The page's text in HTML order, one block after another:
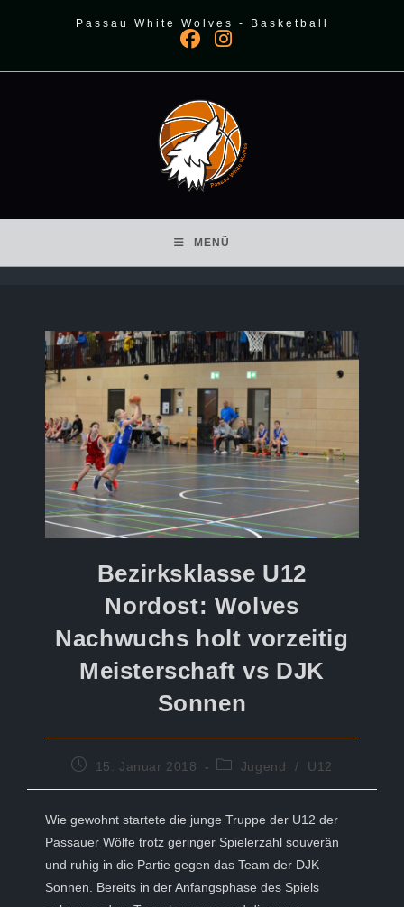
Passau White Wolves - Basketball
MENÜ
Bezirksklasse U12
Nordost: Wolves
Nachwuchs holt vorzeitig
Meisterschaft vs DJK
Sonnen
Beitrag15. Januar 2018
Beitrags-
Jugend / U12
Wie gewohnt startete die junge Truppe der U12 der
Passauer Wölfe trotz geringer Spielerzahl souverän
und ruhig in die Partie gegen das Team der DJK
Sonnen. Bereits in der Anfangsphase des Spiels